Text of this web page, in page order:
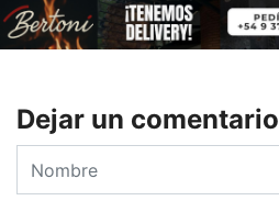
Dejar un comentario